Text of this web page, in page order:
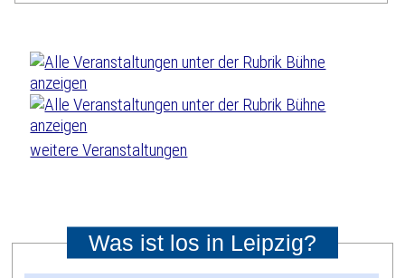
weitere Veranstaltungen
Was ist los in Leipzig?